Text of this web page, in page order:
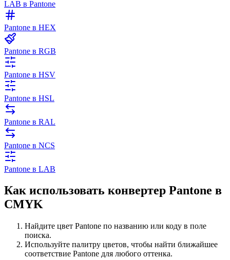
LAB в Pantone
Pantone в HEX
Pantone в RGB
Pantone в HSV
Pantone в HSL
Pantone в RAL
Pantone в NCS
Pantone в LAB
Как использовать конвертер Pantone в
CMYK
Найдите цвет Pantone по названию или коду в поле
поиска.
Используйте палитру цветов, чтобы найти ближайшее
соответствие Pantone для любого оттенка.